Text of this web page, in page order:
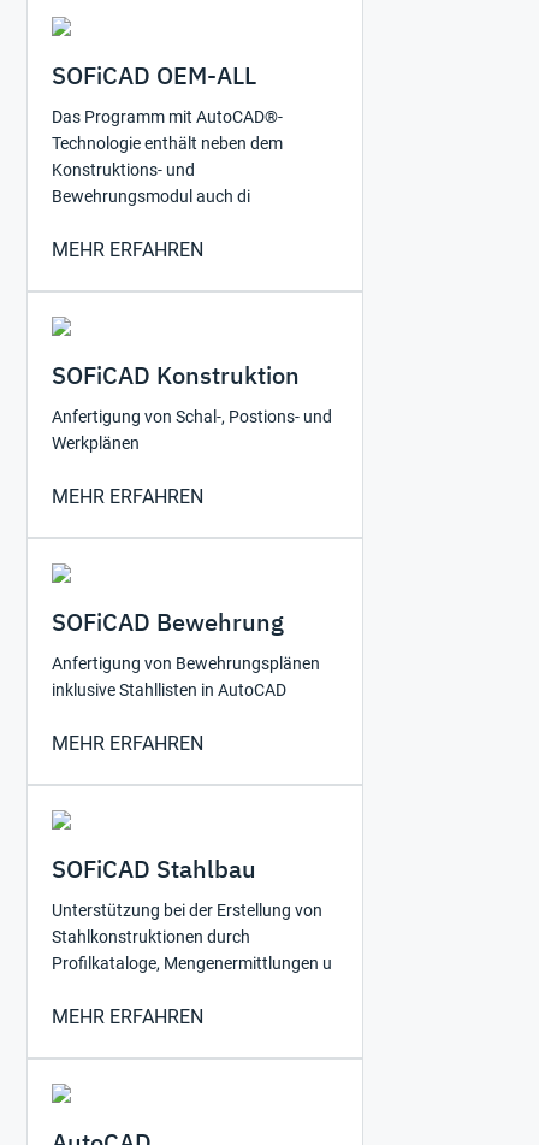
SOFiCAD OEM-ALL
Das Programm mit AutoCAD®-
Technologie enthält neben dem
Konstruktions- und
Bewehrungsmodul auch di
MEHR ERFAHREN
SOFiCAD Konstruktion
Anfertigung von Schal-, Postions- und
Werkplänen
MEHR ERFAHREN
SOFiCAD Bewehrung
Anfertigung von Bewehrungsplänen
inklusive Stahllisten in AutoCAD
MEHR ERFAHREN
SOFiCAD Stahlbau
Unterstützung bei der Erstellung von
Stahlkonstruktionen durch
Profilkataloge, Mengenermittlungen u
MEHR ERFAHREN